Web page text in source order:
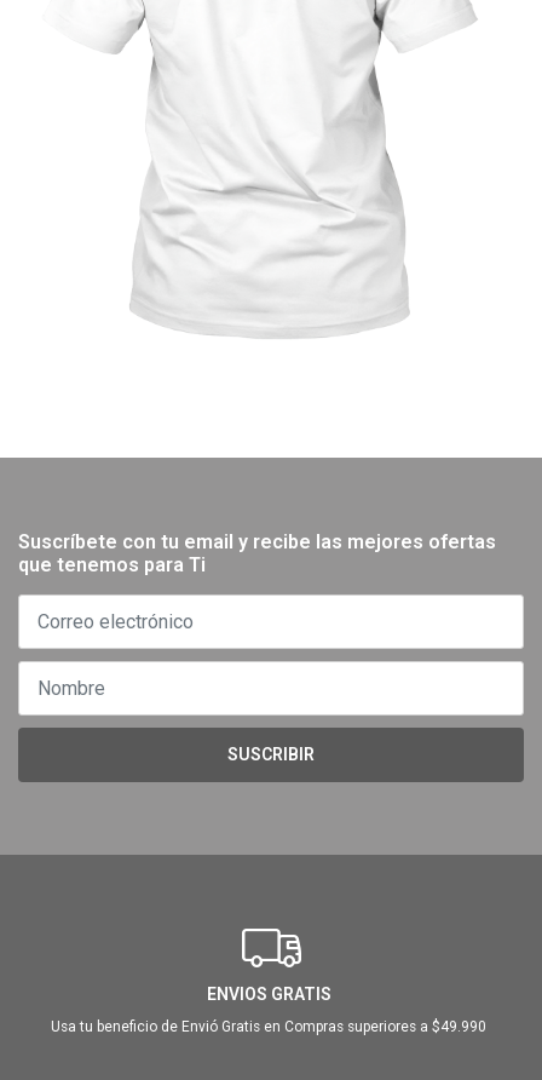
Suscríbete con tu email y recibe las mejores ofertas
que tenemos para Ti
SUSCRIBIR
ENVIOS GRATIS
Usa tu beneficio de Envió Gratis en Compras superiores a $49.990